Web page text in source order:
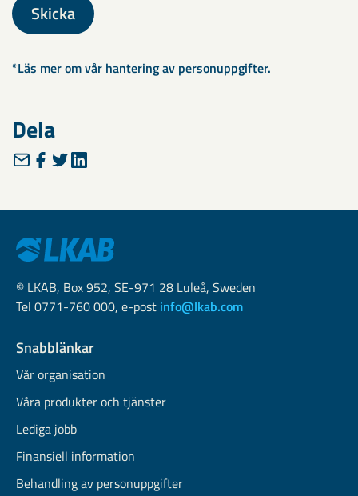
Skicka
*Läs mer om vår hantering av personuppgifter.
Dela
© LKAB, Box 952, SE-971 28 Luleå, Sweden
Tel 0771-760 000, e-post info@lkab.com
Snabblänkar
Vår organisation
Våra produkter och tjänster
Lediga jobb
Finansiell information
Behandling av personuppgifter